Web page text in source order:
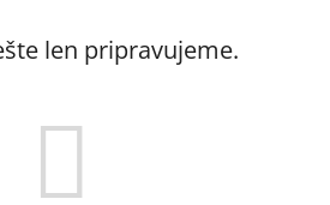
len pripravujeme.